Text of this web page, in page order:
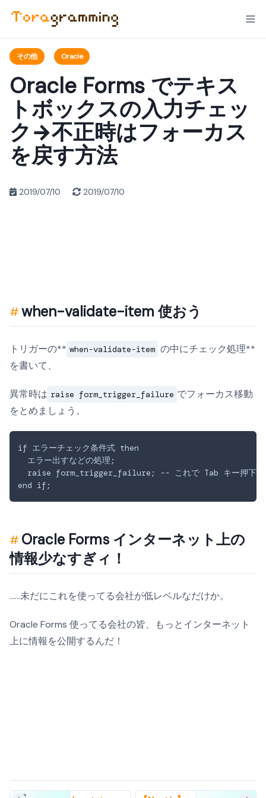
その他 Oracle
Oracle Forms でテキス
トボックスの入力チェッ
ク→不正時はフォーカス
を戻す方法
2019/07/10 2019/07/10
when-validate-item 使おう
トリガーの** when-validate-item の中にチェック処理**
を書いて、
異常時は raise form_trigger_failure でフォーカス移動
をとめましょう。
if エラーチェック条件式 then
  エラー出すなどの処理;
raise form_trigger_failure; -- これで Tab キー押下時
Oracle Forms インターネット上の
情報少なすぎィ！
……未だにこれを使ってる会社が低レベルなだけか。
Oracle Forms 使ってる会社の皆、もっとインターネット
上に情報を公開するんだ！